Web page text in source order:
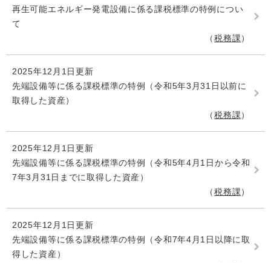
再生可能エネルギー発電設備に係る課税標準の特例につい
て
税務課
2025年12月1日更新
先端設備等に係る課税標準の特例（令和5年3月31日以前に
取得した資産）
税務課
2025年12月1日更新
先端設備等に係る課税標準の特例（令和5年4月1日から令和
7年3月31日までに取得した資産）
税務課
2025年12月1日更新
先端設備等に係る課税標準の特例（令和7年4月1日以降に取
得した資産）